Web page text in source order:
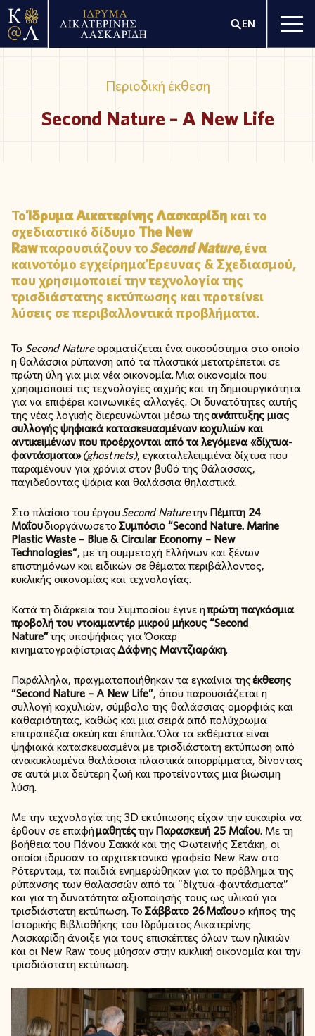
EN
Περιοδική έκθεση
Second Nature – A New Life
ΤοΊδρυμα Αικατερίνης Λασκαρίδη και το
σχεδιαστικό δίδυμο The New
Rawπαρουσιάζουν τοSecond Nature, ένα
καινοτόμο εγχείρημα Έρευνας & Σχεδιασμού,
που χρησιμοποιεί την τεχνολογία της
τρισδιάστατης εκτύπωσης και προτείνει
λύσεις σε περιβαλλοντικά προβλήματα.
Το Second Natureοραματίζεται ένα οικοσύστημα στο οποίο
η θαλάσσια ρύπανση από τα πλαστικά μετατρέπεται σε
πρώτη ύλη για μια νέα οικονομία. Μια οικονομία που
χρησιμοποιεί τις τεχνολογίες αιχμής και τη δημιουργικότητα
για να επιφέρει κοινωνικές αλλαγές. Οι δυνατότητες αυτής
της νέας λογικής διερευνώνται μέσω τηςανάπτυξης μιας
συλλογής ψηφιακά κατασκευασμένων κοχυλιών και
αντικειμένων που προέρχονται από τα λεγόμενα «δίχτυα-
φαντάσματα»(ghostnets), εγκαταλελειμμένα δίχτυα που
παραμένουν για χρόνια στον βυθό της θάλασσας,
παγιδεύοντας ψάρια και θαλάσσια θηλαστικά.
Στο πλαίσιο του έργουSecond NatureτηνΠέμπτη 24
ΜαΐουδιοργάνωσετοΣυμπόσιο “Second Nature. Marine
Plastic Waste – Blue & Circular Economy – New
Technologies”, με τη συμμετοχή Ελλήνων και ξένων
επιστημόνων και ειδικών σε θέματα περιβάλλοντος,
κυκλικής οικονομίας και τεχνολογίας.
Κατά τη διάρκεια του Συμποσίου έγινε ηπρώτη παγκόσμια
προβολή του ντοκιμαντέρ μικρού μήκους “Second
Nature”της υποψήφιας για Όσκαρ
κινηματογραφίστριαςΔάφνης Μαντζιαράκη.
Παράλληλα, πραγματοποιήθηκαν τα εγκαίνια τηςέκθεσης
“Second Nature – A New Life”, όπου παρουσιάζεται η
συλλογή κοχυλιών, σύμβολο της θαλάσσιας ομορφιάς και
καθαριότητας, καθώς και μια σειρά από πολύχρωμα
επιτραπέζια σκεύη και έπιπλα. Όλα τα εκθέματα είναι
ψηφιακά κατασκευασμένα με τρισδιάστατη εκτύπωση από
ανακυκλωμένα θαλάσσια πλαστικά απορρίμματα, δίνοντας
σε αυτά μια δεύτερη ζωή και προτείνοντας μια βιώσιμη
λύση.
Με την τεχνολογία της 3D εκτύπωσης είχαν την ευκαιρία να
έρθουν σε επαφήμαθητέςτηνΠαρασκευή 25 Μαΐου. Με τη
βοήθεια του Πάνου Σακκά και της Φωτεινής Σετάκη, οι
οποίοι ίδρυσαν το αρχιτεκτονικό γραφείο New Raw στο
Ρότερνταμ, τα παιδιά ενημερώθηκαν για το πρόβλημα της
ρύπανσης των θαλασσών από τα “δίχτυα-φαντάσματα”
και για τη δυνατότητα αξιοποίησής τους ως υλικού για
τρισδιάστατη εκτύπωση. ΤοΣάββατο 26Μαΐουο κήπος της
Ιστορικής Βιβλιοθήκης του Ιδρύματος Αικατερίνης
Λασκαρίδη άνοιξε για τους επισκέπτες όλων των ηλικιών
και οι New Raw τους μύησαν στην κυκλική οικονομία και την
τρισδιάστατη εκτύπωση.